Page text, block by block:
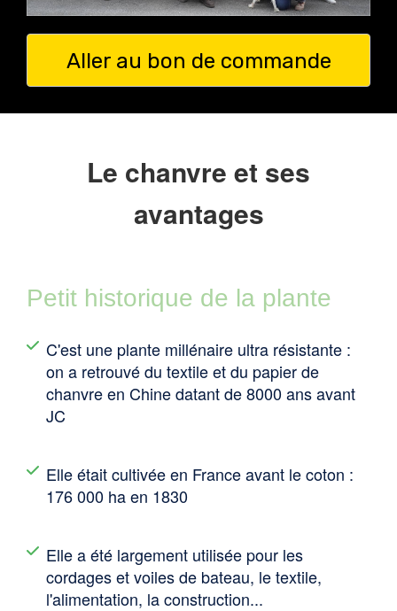
Aller au bon de commande
Le chanvre et ses
avantages
Petit historique de la plante
C'est une plante millénaire ultra résistante :
on a retrouvé du textile et du papier de
chanvre en Chine datant de 8000 ans avant
JC
Elle était cultivée en France avant le coton :
176 000 ha en 1830
Elle a été largement utilisée pour les
cordages et voiles de bateau, le textile,
l'alimentation, la construction...